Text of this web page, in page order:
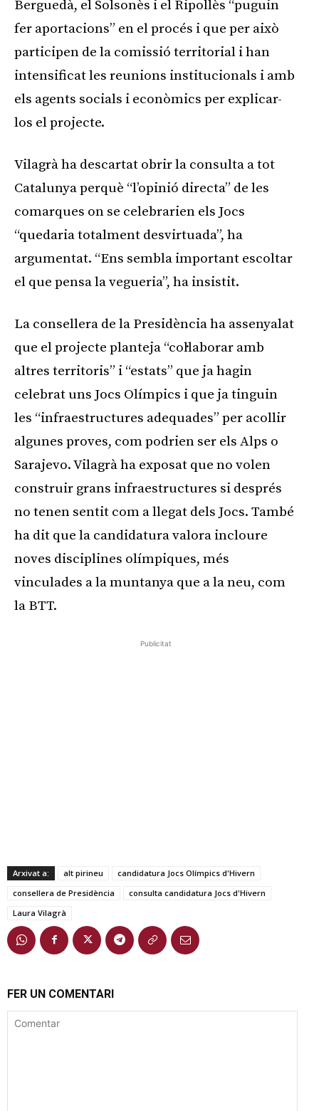
Berguedà, el Solsonès i el Ripollès “puguin
fer aportacions” en el procés i que per això
participen de la comissió territorial i han
intensificat les reunions institucionals i amb
els agents socials i econòmics per explicar-
los el projecte.
Vilagrà ha descartat obrir la consulta a tot
Catalunya perquè “l’opinió directa” de les
comarques on se celebrarien els Jocs
“quedaria totalment desvirtuada”, ha
argumentat. “Ens sembla important escoltar
el que pensa la vegueria”, ha insistit.
La consellera de la Presidència ha assenyalat
que el projecte planteja “col·laborar amb
altres territoris” i “estats” que ja hagin
celebrat uns Jocs Olímpics i que ja tinguin
les “infraestructures adequades” per acollir
algunes proves, com podrien ser els Alps o
Sarajevo. Vilagrà ha exposat que no volen
construir grans infraestructures si després
no tenen sentit com a llegat dels Jocs. També
ha dit que la candidatura valora incloure
noves disciplines olímpiques, més
vinculades a la muntanya que a la neu, com
la BTT.
Publicitat
Arxivat a: alt pirineu
candidatura Jocs Olímpics d'Hivern
consellera de Presidència
consulta candidatura Jocs d'Hivern
Laura Vilagrà
FER UN COMENTARI